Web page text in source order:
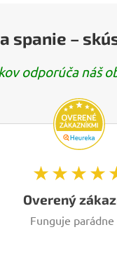
spanie –
odporúča náš
Overený
Funguje parádne